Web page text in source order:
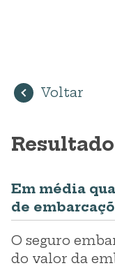
Voltar
Em média
de
O seguro
do valor da